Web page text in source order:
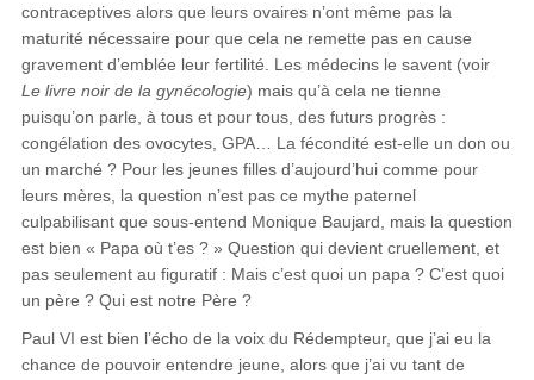
contraceptives alors que leurs ovaires n’ont même pas la
maturité nécessaire pour que cela ne remette pas en cause
gravement d’emblée leur fertilité. Les médecins le savent (voir
Le livre noir de la gynécologie) mais qu’à cela ne tienne
puisqu’on parle, à tous et pour tous, des futurs progrès :
congélation des ovocytes, GPA… La fécondité est-elle un don ou
un marché ? Pour les jeunes filles d’aujourd’hui comme pour
leurs mères, la question n’est pas ce mythe paternel
culpabilisant que sous-entend Monique Baujard, mais la question
est bien « Papa où t’es ? » Question qui devient cruellement, et
pas seulement au figuratif : Mais c’est quoi un papa ? C’est quoi
un père ? Qui est notre Père ?
Paul VI est bien l’écho de la voix du Rédempteur, que j’ai eu la
chance de pouvoir entendre jeune, alors que j’ai vu tant de